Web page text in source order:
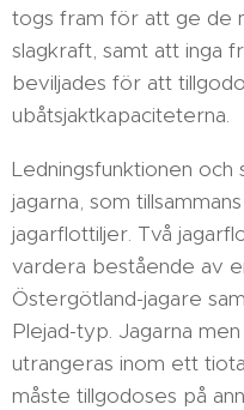
togs fram för att ge de
slagkraft, samt att inga
beviljades för att
ubåtsjaktkapaciteterna.
Ledningsfunktionen och
jagarna, som
jagarflottiljer. Två
vardera bestående av
Östergötland-jagare
Plejad-typ. Jagarna
utrangeras inom ett
måste tillgodoses på